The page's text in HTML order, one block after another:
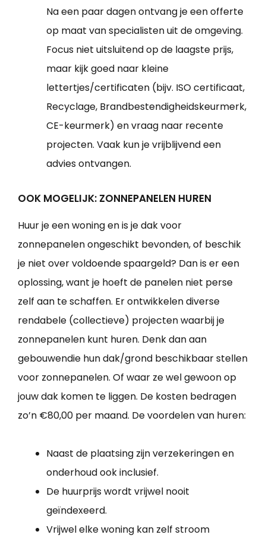
Na een paar dagen ontvang je een offerte
op maat van specialisten uit de omgeving.
Focus niet uitsluitend op de laagste prijs,
maar kijk goed naar kleine
lettertjes/certificaten (bijv. ISO certificaat,
Recyclage, Brandbestendigheidskeurmerk,
CE-keurmerk) en vraag naar recente
projecten. Vaak kun je vrijblijvend een
advies ontvangen.
OOK MOGELIJK: ZONNEPANELEN HUREN
Huur je een woning en is je dak voor
zonnepanelen ongeschikt bevonden, of beschik
je niet over voldoende spaargeld? Dan is er een
oplossing, want je hoeft de panelen niet perse
zelf aan te schaffen. Er ontwikkelen diverse
rendabele (collectieve) projecten waarbij je
zonnepanelen kunt huren. Denk dan aan
gebouwendie hun dak/grond beschikbaar stellen
voor zonnepanelen. Of waar ze wel gewoon op
jouw dak komen te liggen. De kosten bedragen
zo’n €80,00 per maand. De voordelen van huren:
Naast de plaatsing zijn verzekeringen en
onderhoud ook inclusief.
De huurprijs wordt vrijwel nooit
geïndexeerd.
Vrijwel elke woning kan zelf stroom